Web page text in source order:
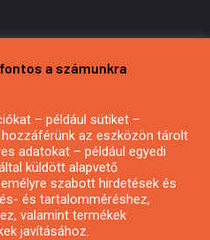
vagy hírlevél
a számunkra
– például sütiket –
az eszközön tárolt
adatokat – például egyedi
küldött alapvető
szabott hirdetések és
és tartalomméréshez,
valamint termékek
javításához.